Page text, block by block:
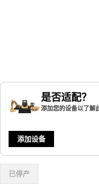
是否适配？
添加您的设备以了解
添加设备
已停产